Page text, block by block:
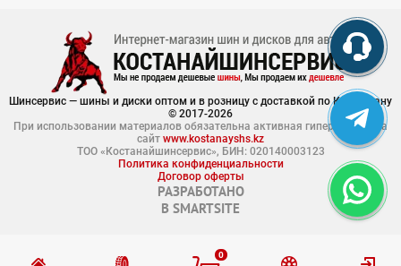
0
Шинсервис — шины и диски оптом и в розницу с доставкой по Казахстану
© 2017-2026
При использовании материалов обязательна активная гиперссылка на
сайт www.kostanayshs.kz
ТОО «Костанайшинсервис», БИН: 020140003123
Политика конфиденциальности
Договор оферты
РАЗРАБОТАНО
В SMARTSITE